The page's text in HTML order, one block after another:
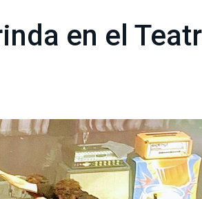
en el